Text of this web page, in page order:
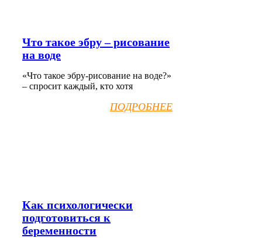
Что такое эбру – рисование
на воде
«Что такое эбру-рисование на воде?»
– спросит каждый, кто хотя
ПОДРОБНЕЕ
Как психологически
подготовиться к
беременности